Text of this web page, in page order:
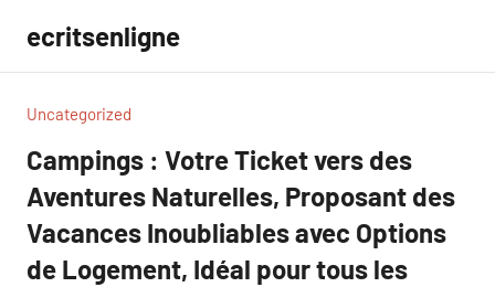
contenu
ecritsenligne
Uncategorized
Campings : Votre Ticket vers des
Aventures Naturelles, Proposant des
Vacances Inoubliables avec Options
de Logement, Idéal pour tous les